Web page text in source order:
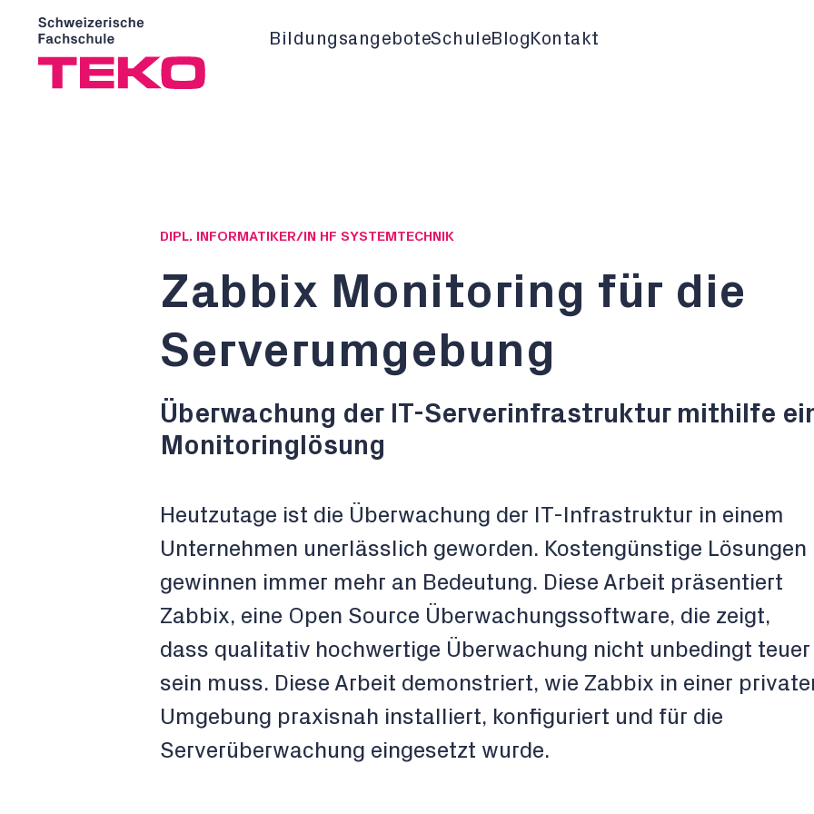
BildungsangeboteSchule Blog Kontakt
DIPL. INFORMATIKER/IN HF SYSTEMTECHNIK
Zabbix Monitoring für die
Serverumgebung
Überwachung der IT-Serverinfrastruktur mithilfe
Monitoringlösung
Heutzutage ist die Überwachung der IT-Infrastruktur in einem
Unternehmen unerlässlich geworden. Kostengünstige Lösungen
gewinnen immer mehr an Bedeutung. Diese Arbeit präsentiert
Zabbix, eine Open Source Überwachungssoftware, die zeigt,
dass qualitativ hochwertige Überwachung nicht unbedingt teuer
sein muss. Diese Arbeit demonstriert, wie Zabbix in einer
Umgebung praxisnah installiert, konfiguriert und für die
Serverüberwachung eingesetzt wurde.